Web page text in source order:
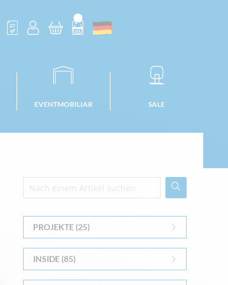
EVENTMOBILIAR SALE
PROJEKTE (25)
INSIDE (85)